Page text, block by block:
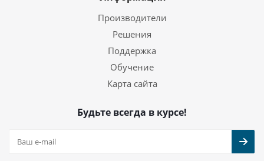
Производители
Решения
Поддержка
Обучение
Карта сайта
Будьте всегда в курсе!